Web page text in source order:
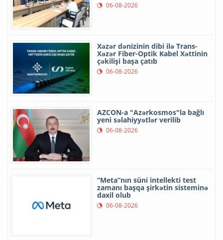
06-08-2026
Xəzər dənizinin dibi ilə Trans-
Xəzər Fiber-Optik Kabel Xəttinin
çəkilişi başa çatıb
06-08-2026
AZCON-a "Azərkosmos"la bağlı
yeni səlahiyyətlər verilib
06-08-2026
“Meta”nın süni intellekti test
zamanı başqa şirkətin sisteminə
daxil olub
06-08-2026